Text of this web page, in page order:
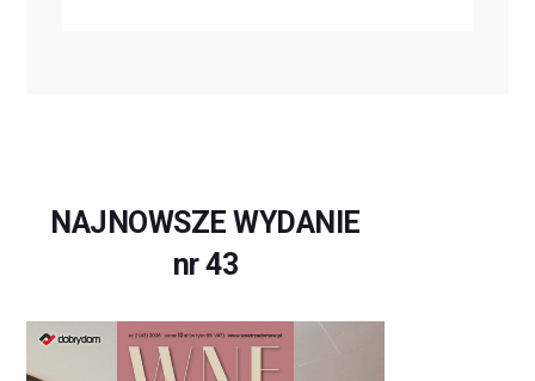
NAJNOWSZE WYDANIE
nr 43